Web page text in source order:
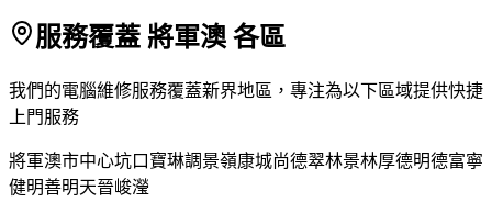
服務覆蓋 將軍澳 各區
我們的電腦維修服務覆蓋新界地區，專注為以下區域提供快捷
上門服務
將軍澳市中心坑口 寶琳調景嶺康城尚德翠林景林厚德明德富寧
健明善明天晉峻瀅